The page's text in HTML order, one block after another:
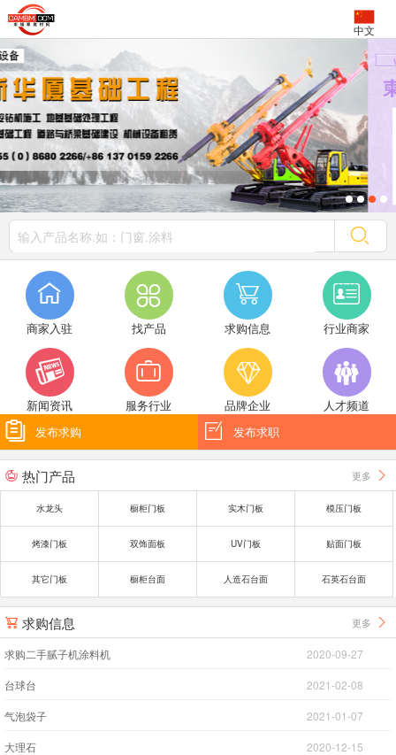
中文

商家入驻

找产品

求购信息

行业商家

新闻资讯

服务行业

品牌企业

人才频道
 发布求购  发布求职
 热门产品 更多 
水龙头 橱柜门板 实木门板 模压门板
烤漆门板 双饰面板 UV门板 贴面门板
其它门板 橱柜台面 人造石台面 石英石台面
 求购信息 更多 
求购二手腻子机涂料机 2020-09-27
台球台 2021-02-08
气泡袋子 2021-01-07
大理石 2020-12-15